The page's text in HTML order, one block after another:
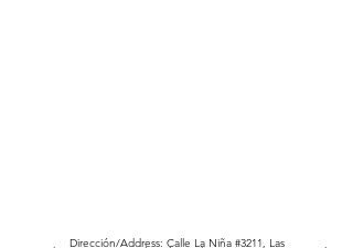
Dirección/Address: Calle La Niña #3211, Las